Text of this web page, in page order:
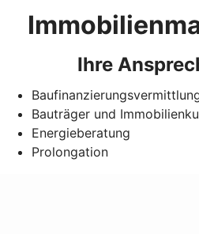
Ihre
Bauträger und
Energieberatung
Prolongation